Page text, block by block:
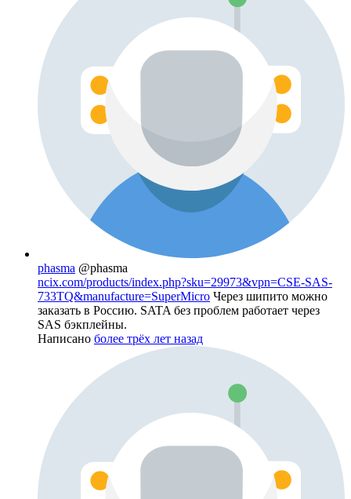
phasma @phasma
ncix.com/products/index.php?sku=29973&vpn=CSE-SAS-
733TQ&manufacture=SuperMicro Через шипито можно
заказать в Россию. SATA без проблем работает через
SAS бэкплейны.
Написано более трёх лет назад